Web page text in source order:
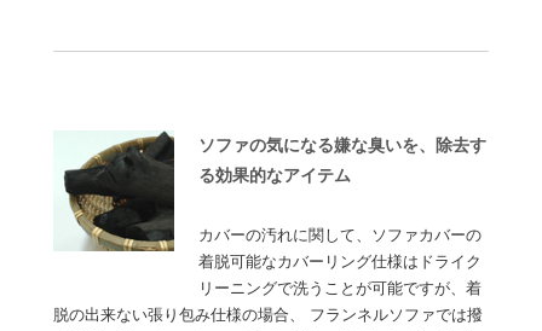
ソファの気になる嫌な臭いを、除去す
る効果的なアイテム
カバーの汚れに関して、ソファカバーの
着脱可能なカバーリング仕様はドライク
リーニングで洗うことが可能ですが、着
脱の出来ない張り包み仕様の場合、 フランネルソファでは撥